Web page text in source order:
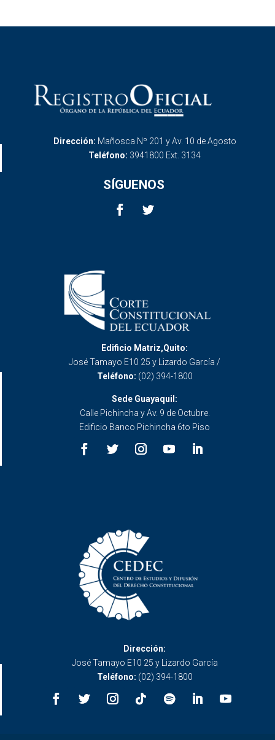
Dirección: Mañosca Nº 201 y Av. 10 de Agosto
Teléfono: 3941800 Ext. 3134
SÍGUENOS
Edificio Matriz,Quito:
José Tamayo E10 25 y Lizardo García /
Teléfono: (02) 394-1800
Sede Guayaquil:
Calle Pichincha y Av. 9 de Octubre.
Edificio Banco Pichincha 6to Piso
Dirección:
José Tamayo E10 25 y Lizardo García
Teléfono: (02) 394-1800